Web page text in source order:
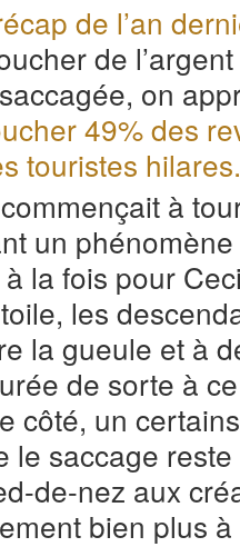
de l’an
de
on
49% des
touristes
à
un
la fois pour
les
la gueule et à
de sorte à
côté, un
le saccage
de-nez aux
bien plus